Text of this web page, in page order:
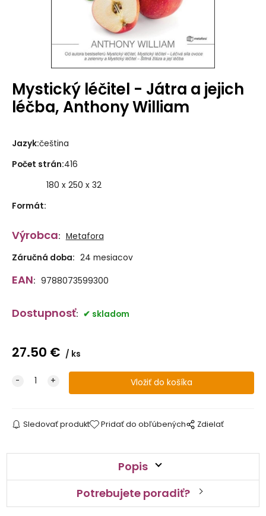
Mystický léčitel - Játra a jejich
léčba, Anthony William
Jazyk:čeština
Počet strán:416
Formát:
180 x 250 x 32
Výrobca: Metafora
Záručná doba: 24 mesiacov
EAN: 9788073599300
Dostupnosť: skladom
27.50 € ks
Sledovať produkt Pridať do obľúbených Zdielať
Popis
Potrebujete poradiť?